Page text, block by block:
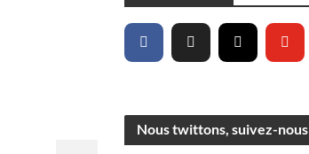
Nous twittons, suivez-nous